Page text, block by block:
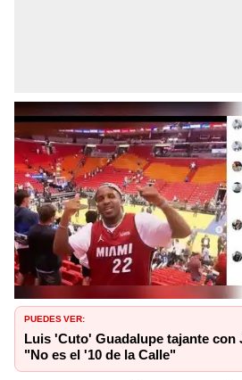
PUEDES VER:
Luis 'Cuto' Guadalupe tajante con
"No es el '10 de la Calle"